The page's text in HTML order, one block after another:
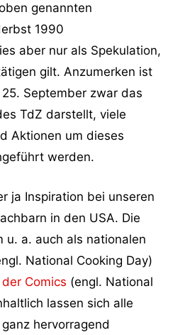
genannten
1990
aber nur als Spekulation,
gilt. Anzumerken ist
September zwar das
TdZ darstellt, viele
Aktionen um dieses
werden.
ja Inspiration bei unseren
in den USA. Die
u. a. auch als nationalen
National Cooking Day)
Comics (engl. National
lassen sich alle
hervorragend